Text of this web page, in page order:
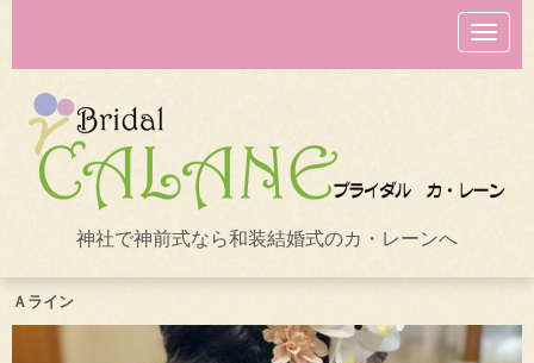
N
a
v
o
n
神社で神前式なら和装結婚式のカ・レーンへ
Ａライン